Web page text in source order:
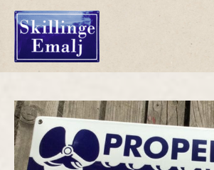
Siirry
sisältöön